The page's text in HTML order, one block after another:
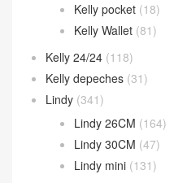
Kelly pocket (18)
Kelly Wallet (81)
Kelly 24/24 (118)
Kelly depeches (31)
Lindy (341)
Lindy 26CM (164)
Lindy 30CM (47)
Lindy mini (131)